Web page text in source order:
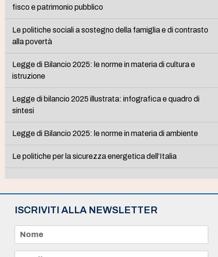
fisco e patrimonio pubblico
Le politiche sociali a sostegno della famiglia e di contrasto
alla povertà
Legge di Bilancio 2025: le norme in materia di cultura e
istruzione
Legge di bilancio 2025 illustrata: infografica e quadro di
sintesi
Legge di Bilancio 2025: le norme in materia di ambiente
Le politiche per la sicurezza energetica dell’Italia
ISCRIVITI ALLA NEWSLETTER
m
e